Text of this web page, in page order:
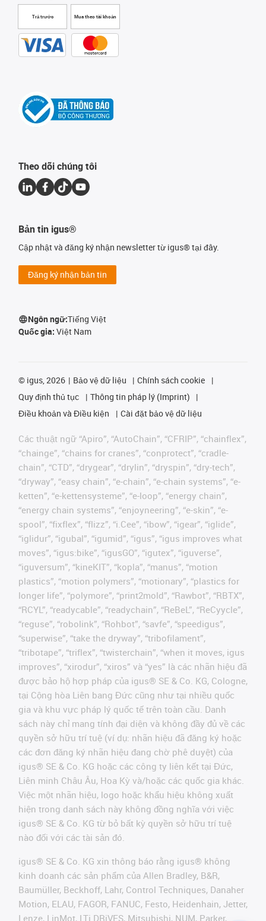
Trả trước Mua theo tài khoản
Theo dõi chúng tôi
Bản tin igus®
Cập nhật và đăng ký nhận newsletter từ igus® tại đây.
Đăng ký nhận bản tin
Ngôn ngữ:Tiếng Việt
Quốc gia: Việt Nam
© igus, 2026 Bảo vệ dữ liệu
Chính sách cookie
Quy định thủ tục
Thông tin pháp lý (Imprint)
Điều khoản và Điều kiện
Cài đặt bảo vệ dữ liệu
Các thuật ngữ “Apiro”, “AutoChain”, “CFRIP”, “chainflex”,
“chainge”, “chains for cranes”, “conprotect”, “cradle-
chain”, “CTD”, “drygear”, “drylin”, “dryspin”, “dry-tech”,
“dryway”, “easy chain”, “e-chain”, “e-chain systems”, “e-
ketten”, “e-kettensysteme”, “e-loop”, “energy chain”,
“energy chain systems”, “enjoyneering”, “e-skin”, “e-
spool”, “fixflex”, “flizz”, “i.Cee”, “ibow”, “igear”, “iglide”,
“iglidur”, “igubal”, “igumid”, “igus”, “igus improves what
moves”, “igus:bike”, “igusGO”, “igutex”, “iguverse”,
“iguversum”, “kineKIT”, “kopla”, “manus”, “motion
plastics”, “motion polymers”, “motionary”, “plastics for
longer life”, “polymore”, “print2mold”, “Rawbot”, “RBTX”,
“RCYL”, “readycable”, “readychain”, “ReBeL”, “ReCyycle”,
“reguse”, “robolink”, “Rohbot”, “savfe”, “speedigus”,
“superwise”, “take the dryway”, “tribofilament”,
“tribotape”, “triflex”, “twisterchain”, “when it moves, igus
improves”, “xirodur”, “xiros” và “yes” là các nhãn hiệu đã
được bảo hộ hợp pháp của igus® SE & Co. KG, Cologne,
tại Cộng hòa Liên bang Đức cũng như tại nhiều quốc
gia và khu vực pháp lý quốc tế trên toàn cầu. Danh
sách này chỉ mang tính đại diện và không đầy đủ về các
quyền sở hữu trí tuệ (ví dụ: nhãn hiệu đã đăng ký hoặc
các đơn đăng ký nhãn hiệu đang chờ phê duyệt) của
igus® SE & Co. KG hoặc các công ty liên kết tại Đức,
Liên minh Châu Âu, Hoa Kỳ và/hoặc các quốc gia khác.
Việc một nhãn hiệu, logo hoặc khẩu hiệu không xuất
hiện trong danh sách này không đồng nghĩa với việc
igus® SE & Co. KG từ bỏ bất kỳ quyền sở hữu trí tuệ
nào đối với các tài sản đó.
igus® SE & Co. KG xin thông báo rằng igus® không
kinh doanh các sản phẩm của Allen Bradley, B&R,
Baumüller, Beckhoff, Lahr, Control Techniques, Danaher
Motion, ELAU, FAGOR, FANUC, Festo, Heidenhain, Jetter,
Lenze, LinMot, LTi DRiVES, Mitsubishi, NUM, Parker,